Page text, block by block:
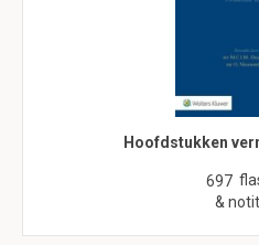
Hoofdstukken
697
&